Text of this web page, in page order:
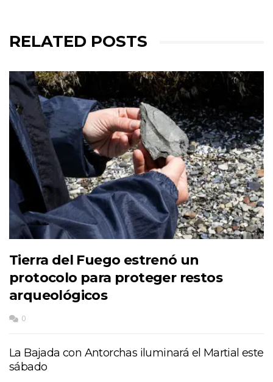
RELATED POSTS
Tierra del Fuego estrenó un
protocolo para proteger restos
arqueológicos
0
La Bajada con Antorchas iluminará el Martial este
sábado